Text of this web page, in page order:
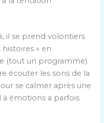
il se prend volontiers
» en
(tout un programme).
écouter les sons de la
se calmer après une
à émotions a parfois